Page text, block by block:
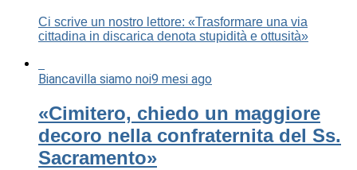
Ci scrive un nostro lettore: «Trasformare una via
cittadina in discarica denota stupidità e ottusità»
Biancavilla siamo noi9 mesi ago
«Cimitero, chiedo un maggiore
decoro nella confraternita del Ss.
Sacramento»